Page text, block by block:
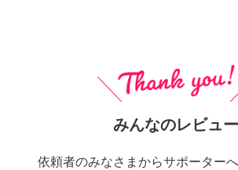
みんなのレビュー
依頼者のみなさまからサポーター